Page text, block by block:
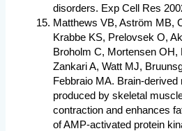
disorders. Exp Cell Res
Matthews VB, Aström MB,
Krabbe KS, Prelovsek O,
Broholm C, Mortensen OH,
Zankari A, Watt MJ,
Febbraio MA. Brain-
produced by skeletal
contraction and enhances
of AMP-activated protein